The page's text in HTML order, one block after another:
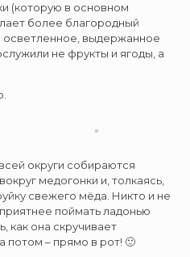
(которую в основном
более благородный
осветленное, выдержанное
не фрукты и ягоды, а
округи собираются
медогонки и, толкаясь,
свежего мёда. Никто и не
поймать ладонью
как она скручивает
потом – прямо в рот! 🙂